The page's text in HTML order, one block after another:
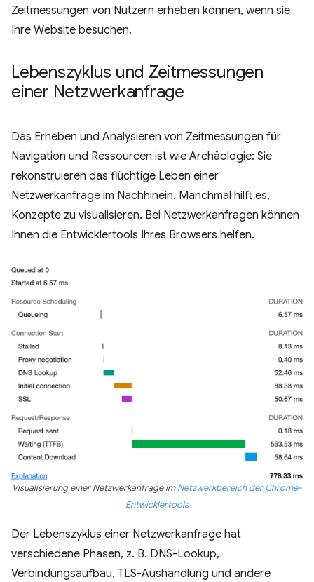
Zeitmessungen von Nutzern erheben können, wenn sie
Ihre Website besuchen.
Lebenszyklus und Zeitmessungen
einer Netzwerkanfrage
Das Erheben und Analysieren von Zeitmessungen für
Navigation und Ressourcen ist wie Archäologie: Sie
rekonstruieren das flüchtige Leben einer
Netzwerkanfrage im Nachhinein. Manchmal hilft es,
Konzepte zu visualisieren. Bei Netzwerkanfragen können
Ihnen die Entwicklertools Ihres Browsers helfen.
Visualisierung einer Netzwerkanfrage imNetzwerkbereich der Chrome-
Entwicklertools
Der Lebenszyklus einer Netzwerkanfrage hat
verschiedene Phasen, z. B. DNS-Lookup,
Verbindungsaufbau, TLS-Aushandlung und andere